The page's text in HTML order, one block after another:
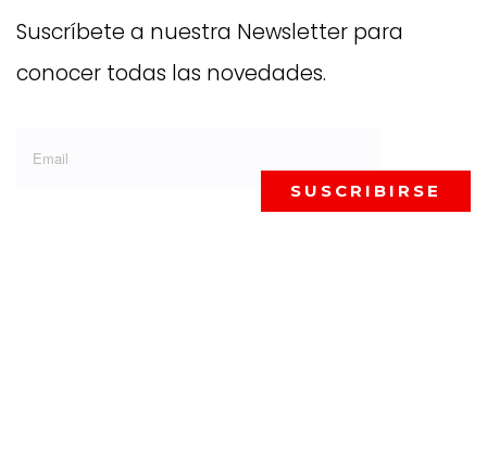
Suscríbete a nuestra Newsletter para
conocer todas las novedades.
SUSCRIBIRSE